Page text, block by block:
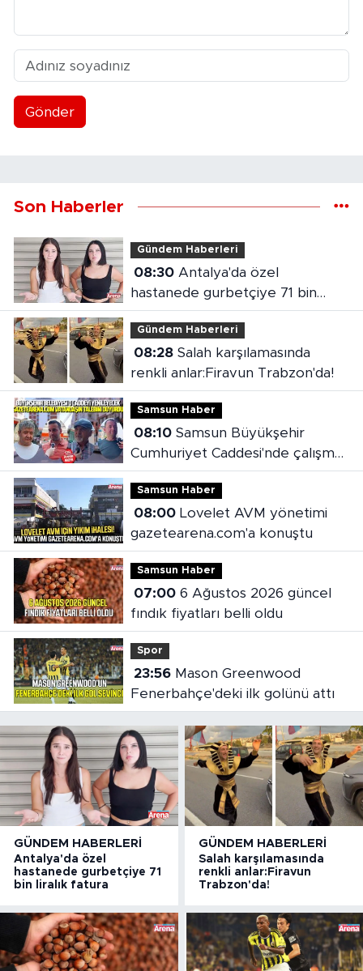
Gönder
Son Haberler
Gündem Haberleri
08:30Antalya'da özel
hastanede gurbetçiye 71 bin
liralık fatura
Gündem Haberleri
08:28Salah karşılamasında
renkli anlar:Firavun Trabzon'da!
Samsun Haber
08:10Samsun Büyükşehir
Cumhuriyet Caddesi'nde çalışma
başlattı
Samsun Haber
08:00Lovelet AVM yönetimi
gazetearena.com'a konuştu
Samsun Haber
07:006 Ağustos 2026 güncel
fındık fiyatları belli oldu
Spor
23:56Mason Greenwood
Fenerbahçe'deki ilk golünü attı
GÜNDEM HABERLERI
Antalya'da özel
hastanede gurbetçiye 71
bin liralık fatura
GÜNDEM HABERLERI
Salah karşılamasında
renkli anlar:Firavun
Trabzon'da!